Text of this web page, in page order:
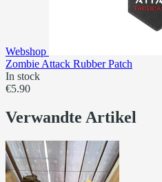
Webshop
Zombie Attack Rubber Patch
In stock
€5.90
Verwandte Artikel